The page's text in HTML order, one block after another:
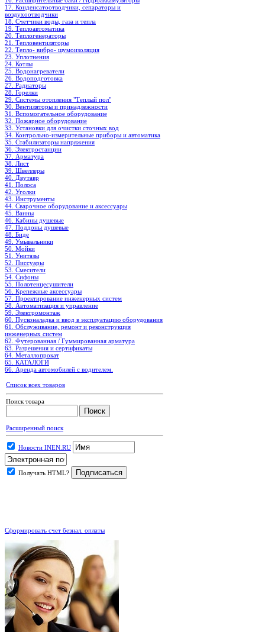
17. Конденсатоотводчики, сепараторы и
воздухоотводчики
18. Счетчики воды, газа и тепла
19. Теплоавтоматика
20. Теплогенераторы
21. Тепловентиляторы
22. Тепло- вибро- шумоизоляция
23. Уплотнения
24. Котлы
25. Водонагреватели
26. Водоподготовка
27. Радиаторы
28. Горелки
29. Системы отопления "Теплый пол"
30. Вентиляторы и принадлежности
31. Вспомогательное оборудование
32. Пожарное оборудование
33. Установки для очистки сточных вод
34. Контрольно-измерительные приборы и автоматика
35. Стабилизаторы напряжения
36. Электростанции
37. Арматура
38. Лист
39. Швеллеры
40. Двутавр
41. Полоса
42. Уголки
43. Инструменты
44. Сварочное оборудование и аксессуары
45. Ванны
46. Кабины душевые
47. Поддоны душевые
48. Биде
49. Умывальники
50. Мойки
51. Унитазы
52. Писсуары
53. Смесители
54. Сифоны
55. Полотенцесушители
56. Крепежные аксессуары
57. Проектирование инженерных систем
58. Автоматизация и управление
59. Электромонтаж
60. Пусконаладка и ввод в эксплуатацию оборудования
61. Обслуживание, ремонт и реконструкция
инженерных систем
62. Футерованная / Гуммированная арматура
63. Разрешения и сертификаты
64. Металлопрокат
65. КАТАЛОГИ
66. Аренда автомобилей с водителем.
Список всех товаров
Поиск товара
Расширенный поиск
Новости INEN.RU
Получать HTML?
Сформировать счет безнал. оплаты